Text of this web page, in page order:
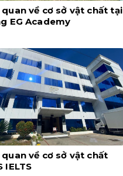
về cơ sở vật chất tại
EG Academy
về cơ sở vật chất
IELTS